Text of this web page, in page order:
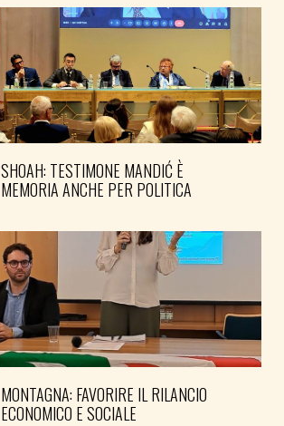
SHOAH: TESTIMONE MANDIĆ È
MEMORIA ANCHE PER POLITICA
MONTAGNA: FAVORIRE IL RILANCIO
ECONOMICO E SOCIALE